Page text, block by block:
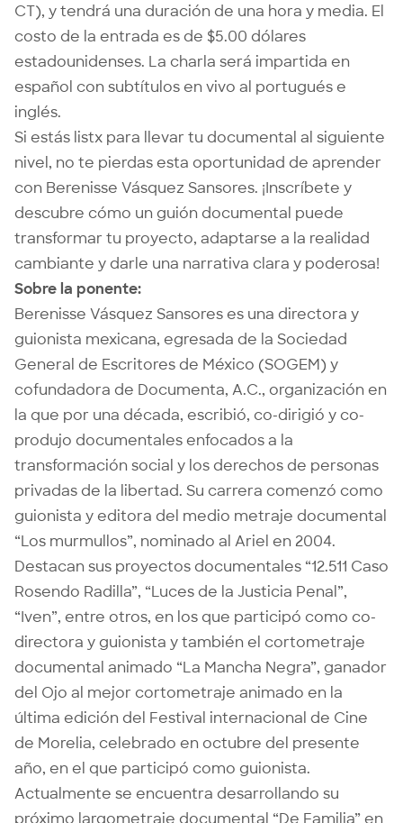
CT), y tendrá una duración de una hora y media. El
costo de la entrada es de $5.00 dólares
estadounidenses. La charla será impartida en
español con subtítulos en vivo al portugués e
inglés.
Si estás listx para llevar tu documental al siguiente
nivel, no te pierdas esta oportunidad de aprender
con Berenisse Vásquez Sansores. ¡Inscríbete y
descubre cómo un guión documental puede
transformar tu proyecto, adaptarse a la realidad
cambiante y darle una narrativa clara y poderosa!
Sobre la ponente:
Berenisse Vásquez Sansores es una directora y
guionista mexicana, egresada de la Sociedad
General de Escritores de México (SOGEM) y
cofundadora de Documenta, A.C., organización en
la que por una década, escribió, co-dirigió y co-
produjo documentales enfocados a la
transformación social y los derechos de personas
privadas de la libertad. Su carrera comenzó como
guionista y editora del medio metraje documental
“Los murmullos”, nominado al Ariel en 2004.
Destacan sus proyectos documentales “12.511 Caso
Rosendo Radilla”, “Luces de la Justicia Penal”,
“Iven”, entre otros, en los que participó como co-
directora y guionista y también el cortometraje
documental animado “La Mancha Negra”, ganador
del Ojo al mejor cortometraje animado en la
última edición del Festival internacional de Cine
de Morelia, celebrado en octubre del presente
año, en el que participó como guionista.
Actualmente se encuentra desarrollando su
próximo largometraje documental “De Familia” en